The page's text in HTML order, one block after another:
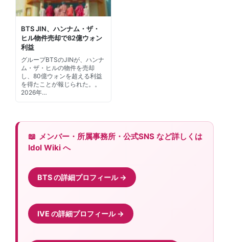
BTS JIN、ハンナム・ザ・
ヒル物件売却で82億ウォン
利益
グループBTSのJINが、ハンナ
ム・ザ・ヒルの物件を売却
し、80億ウォンを超える利益
を得たことが報じられた。。
2026年…
メンバー・所属事務所・公式SNS など詳しくは
Idol Wiki へ
BTS の詳細プロフィール
IVE の詳細プロフィール